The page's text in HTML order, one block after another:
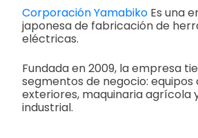
Corporación Yamabiko Es una
japonesa de fabricación de
eléctricas.
Fundada en 2009, la empresa
segmentos de negocio:
exteriores, maquinaria agrícola
industrial.